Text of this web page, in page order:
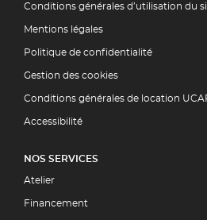
Conditions générales d’utilisation du
Mentions légales
Politique de confidentialité
Gestion des cookies
Conditions générales de location
Accessibilité
NOS SERVICES
Atelier
Financement